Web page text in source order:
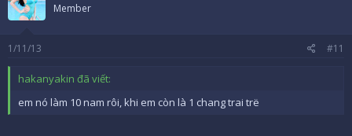
Member
1/11/13 #11
hakanyakin đã viết:
em nó làm 10 nam rôi, khi em còn là 1 chang trai trë